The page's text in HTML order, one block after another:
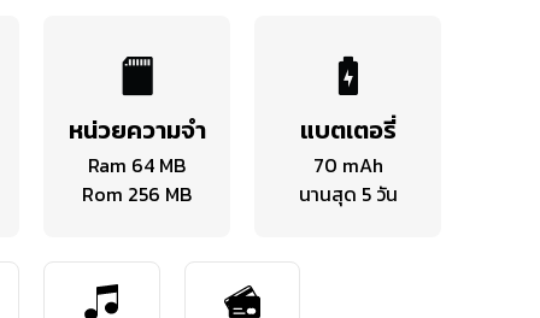
หน่วยความจำ
Ram 64 MB
Rom 256 MB
แบตเตอรี่
70 mAh
นานสุด 5 วัน